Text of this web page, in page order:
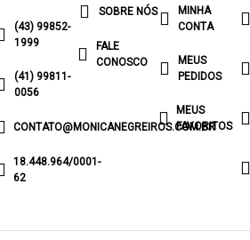
(43) 99852-
1999
(41) 99811-
0056
CONTATO@MONICANEGREIROS.COM.BR
18.448.964/0001-
62
SOBRE NÓS
FALE
CONOSCO
MINHA
CONTA
MEUS
PEDIDOS
MEUS
FAVORITOS